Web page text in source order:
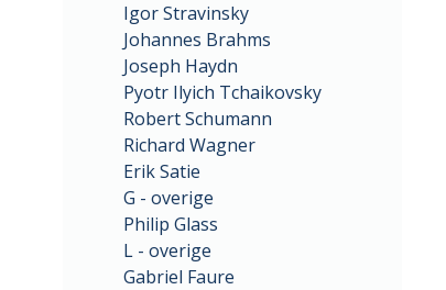
Igor Stravinsky
Johannes Brahms
Joseph Haydn
Pyotr Ilyich Tchaikovsky
Robert Schumann
Richard Wagner
Erik Satie
G - overige
Philip Glass
L - overige
Gabriel Faure